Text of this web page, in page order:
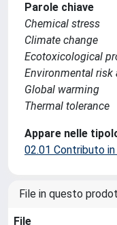
Parole chiave
Chemical stress
Climate change
Ecotoxicological
Environmental risk
Global warming
Thermal tolerance
Appare nelle
02.01 Contributo
File in questo
File